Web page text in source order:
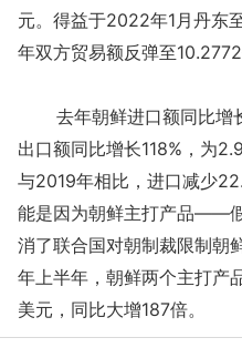
元。得益于2022年1月丹东
年双方贸易额反弹至10.2772
去年朝鲜进口额同比增
出口额同比增长118%，为
与2019年相比，进口减少
能是因为朝鲜主打产品——
消了联合国对朝制裁限制朝
年上半年，朝鲜两个主打产
美元，同比大增187倍。